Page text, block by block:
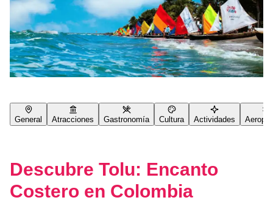
General Atracciones Gastronomía Cultura Actividades
Descubre Tolu: Encanto
Costero en Colombia